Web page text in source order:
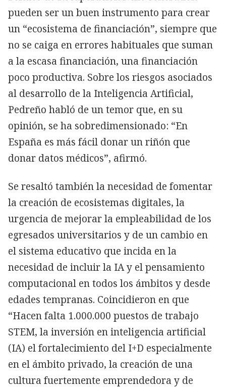
pueden ser un buen instrumento para crear
un “ecosistema de financiación”, siempre que
no se caiga en errores habituales que suman
a la escasa financiación, una financiación
poco productiva. Sobre los riesgos asociados
al desarrollo de la Inteligencia Artificial,
Pedreño habló de un temor que, en su
opinión, se ha sobredimensionado: “En
España es más fácil donar un riñón que
donar datos médicos”, afirmó.
Se resaltó también la necesidad de fomentar
la creación de ecosistemas digitales, la
urgencia de mejorar la empleabilidad de los
egresados universitarios y de un cambio en
el sistema educativo que incida en la
necesidad de incluir la IA y el pensamiento
computacional en todos los ámbitos y desde
edades tempranas. Coincidieron en que
“Hacen falta 1.000.000 puestos de trabajo
STEM, la inversión en inteligencia artificial
(IA) el fortalecimiento del I+D especialmente
en el ámbito privado, la creación de una
cultura fuertemente emprendedora y de